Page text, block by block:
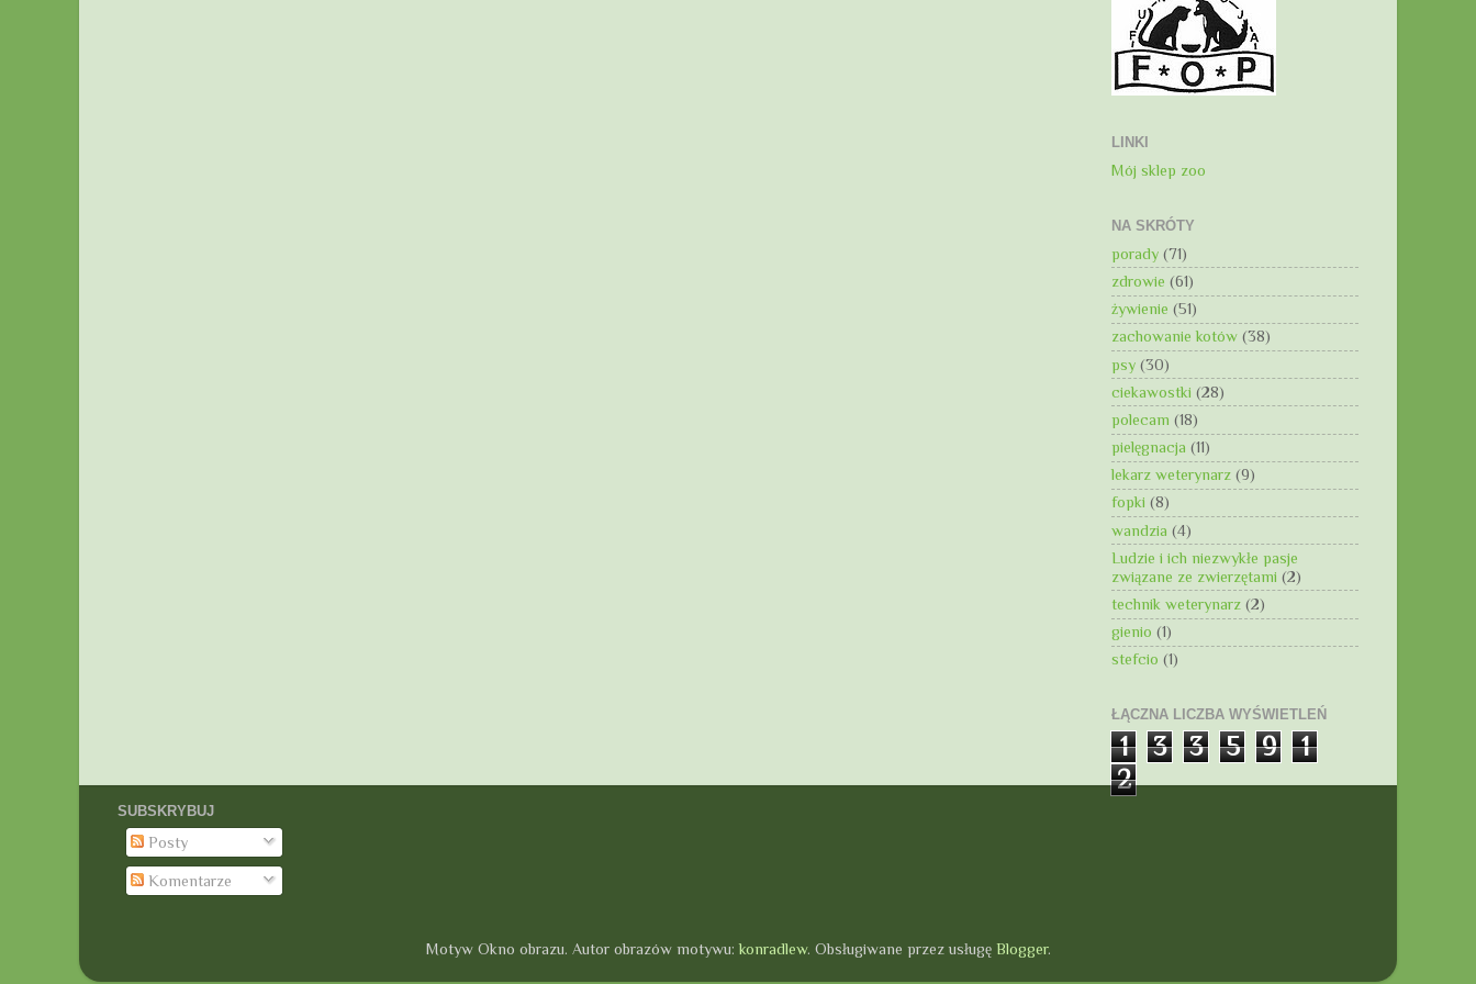
LINKI
Mój sklep zoo
NA SKRÓTY
porady (71)
zdrowie (61)
żywienie (51)
zachowanie kotów (38)
psy (30)
ciekawostki (28)
polecam (18)
pielęgnacja (11)
lekarz weterynarz (9)
fopki (8)
wandzia (4)
Ludzie i ich niezwykłe pasje
związane ze zwierzętami (2)
technik weterynarz (2)
gienio (1)
stefcio (1)
ŁĄCZNA LICZBA WYŚWIETLEŃ
1 3 3 5 9
1
2
SUBSKRYBUJ
Posty
Komentarze
Motyw Okno obrazu. Autor obrazów motywu:konradlew. Obsługiwane przez usługę Blogger.